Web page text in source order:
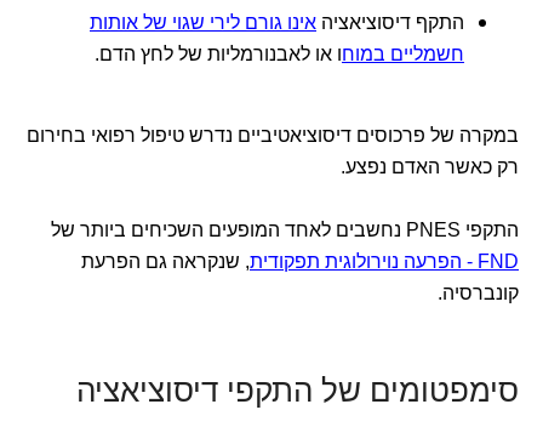
התקף דיסוציאציה אינו גורם לירי שגוי של אותות
חשמליים במוחו או לאבנורמליות של לחץ הדם.
במקרה של פרכוסים דיסוציאטיביים נדרש טיפול רפואי בחירום
רק כאשר האדם נפצע.
התקפי PNES נחשבים לאחד המופעים השכיחים ביותר של
FND - הפרעה נוירולוגית תפקודית
, שנקראה גם הפרעת
קונברסיה.
סימפטומים של התקפי דיסוציאציה